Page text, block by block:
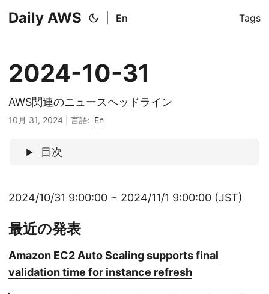
Daily AWS En Tags
2024-10-31
AWS関連のニュースヘッドライン
10月 31, 2024 言語: En
目次
2024/10/31 9:00:00 ~ 2024/11/1 9:00:00 (JST)
最近の発表
Amazon EC2 Auto Scaling supports final
validation time for instance refresh